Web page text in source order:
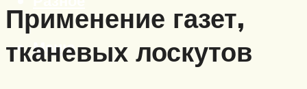
Меню
Применение газет,
тканевых лоскутов